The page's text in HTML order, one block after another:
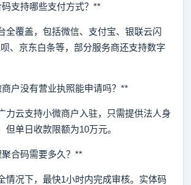
持哪些支付方式？**
覆盖，包括微信、支付宝、银联云闪
、京东白条等，部分服务商还支持数字
没有营业执照能申请吗？**
云支持小微商户入驻，只需提供法人身
但单日收款限额为10万元。
合码需要多久？**
况下，最快1小时内完成审核。实体码